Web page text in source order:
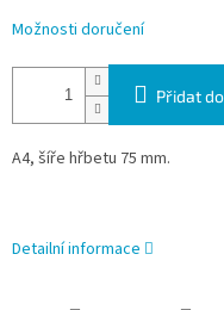
Možnosti doručení
Přidat
A4, šíře hřbetu 75 mm.
Detailní informace